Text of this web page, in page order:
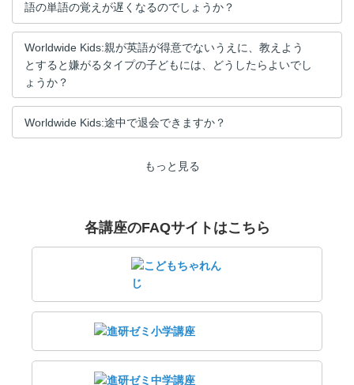
語の単語の覚えが遅くなるのでしょうか？
Worldwide Kids:親が英語が得意でないうえに、教えよう
とすると嫌がるタイプの子どもには、どうしたらよいでし
ょうか？
Worldwide Kids:途中で退会できますか？
もっと見る
各講座のFAQサイトはこちら